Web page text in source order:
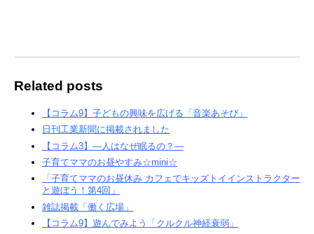
Related posts
【コラム9】子どもの興味を広げる「音楽あそび」
日刊工業新聞に掲載されました
【コラム3】―人はなぜ眠るの？―
子育てママのお昼やすみ☆mini☆
「子育てママのお昼休み カフェでキッズトイインストラクター
と遊ぼう！第4回」
雑誌掲載「働く広場」
【コラム9】遊んでみよう「クルクル神経衰弱」